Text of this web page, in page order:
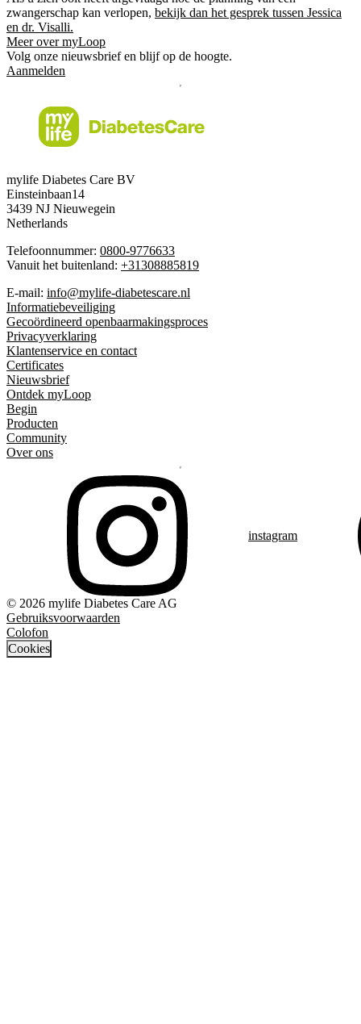
zwangerschap kan verlopen, bekijk dan het gesprek tussen Jessica
en dr. Visalli.
Meer over myLoop
Volg onze nieuwsbrief en blijf op de hoogte.
Aanmelden
mylife Diabetes Care BV
Einsteinbaan14
3439 NJ Nieuwegein
Netherlands
Telefoonnummer: 0800-9776633
Vanuit het buitenland: +31308885819
E-mail: info@mylife-diabetescare.nl
Informatiebeveiliging
Gecoördineerd openbaarmakingsproces
Privacyverklaring
Klantenservice en contact
Certificates
Nieuwsbrief
Ontdek myLoop
Begin
Producten
Community
Over ons
instagram
© 2026 mylife Diabetes Care AG
Gebruiksvoorwaarden
Colofon
Cookies